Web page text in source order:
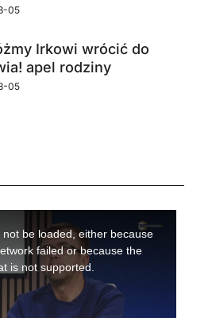
05
Irkowi wrócić do
apel rodziny
05